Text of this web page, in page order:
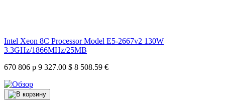
Intel Xeon 8C Processor Model E5-2667v2 130W
3.3GHz/1866MHz/25MB
670 806 р 9 327.00 $ 8 508.59 €